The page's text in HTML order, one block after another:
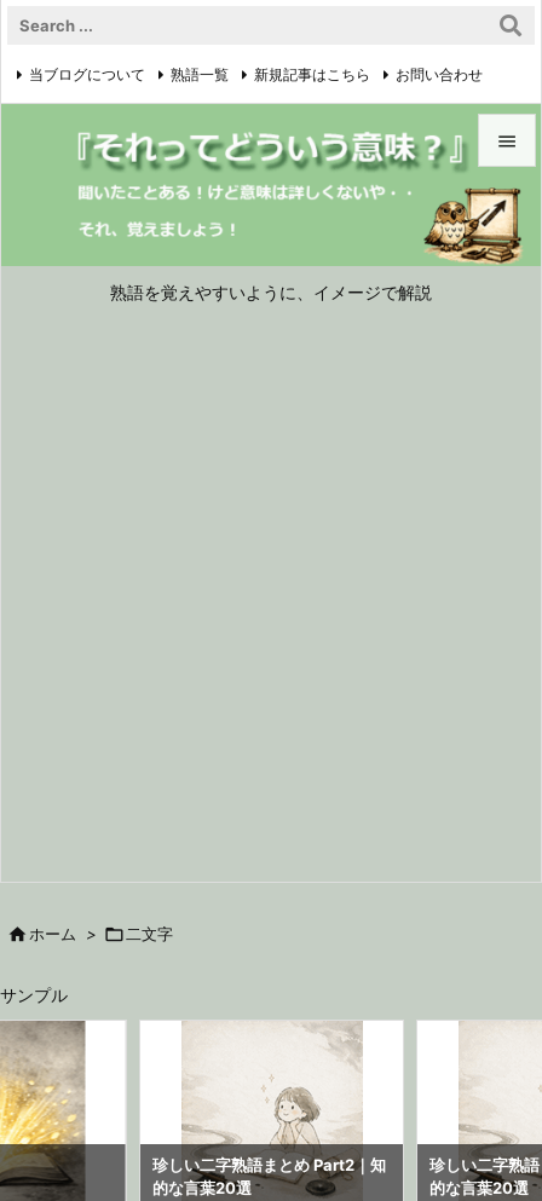
熟語を覚えやすいように、イメージで解説


メニュ

当ブログについて 熟語一覧 新規記事はこちら お問い合わせ
プライバシーポリシー 
 ホーム >  二文字
サンプル
珍しい二字熟語まとめ Part2｜知
的な言葉20選
珍しい二字熟
的な言葉20選